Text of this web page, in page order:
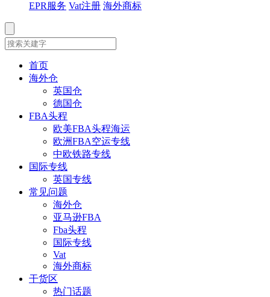
EPR服务 Vat注册 海外商标
首页
海外仓
英国仓
德国仓
FBA头程
欧美FBA头程海运
欧洲FBA空运专线
中欧铁路专线
国际专线
英国专线
常见问题
海外仓
亚马逊FBA
Fba头程
国际专线
Vat
海外商标
干货区
热门话题